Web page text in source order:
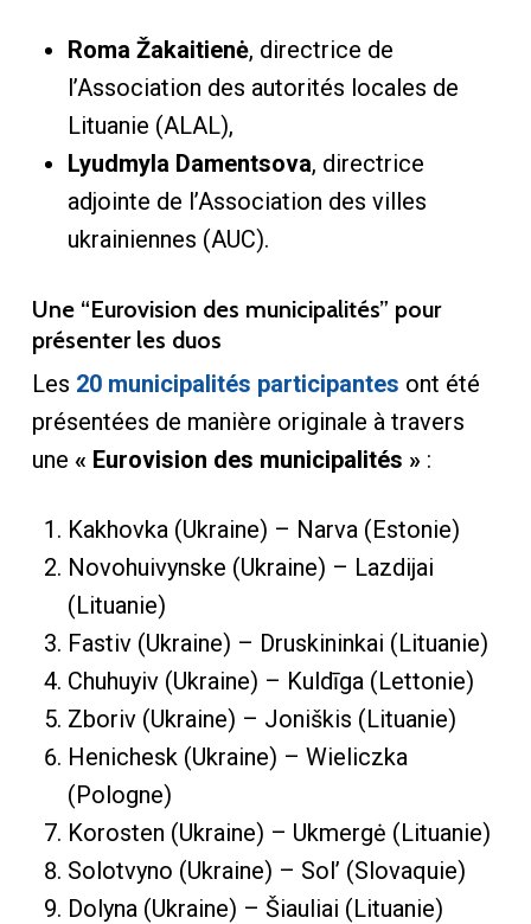
Roma Žakaitienė, directrice de
l’Association des autorités locales de
Lituanie (ALAL),
Lyudmyla Damentsova, directrice
adjointe de l’Association des villes
ukrainiennes (AUC).
Une “Eurovision des municipalités” pour
présenter les duos
Les 20 municipalités participantes ont été
présentées de manière originale à travers
une « Eurovision des municipalités »:
Kakhovka (Ukraine) – Narva (Estonie)
Novohuivynske (Ukraine) – Lazdijai
(Lituanie)
Fastiv (Ukraine) – Druskininkai (Lituanie)
Chuhuyiv (Ukraine) – Kuldīga (Lettonie)
Zboriv (Ukraine) – Joniškis (Lituanie)
Henichesk (Ukraine) – Wieliczka
(Pologne)
Korosten (Ukraine) – Ukmergė (Lituanie)
Solotvyno (Ukraine) – Sol’ (Slovaquie)
Dolyna (Ukraine) – Šiauliai (Lituanie)